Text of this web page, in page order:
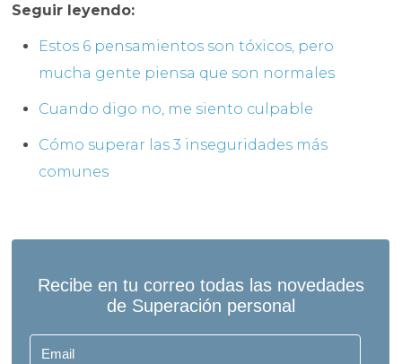
Seguir leyendo:
Estos 6 pensamientos son tóxicos, pero
mucha gente piensa que son normales
Cuando digo no, me siento culpable
Cómo superar las 3 inseguridades más
comunes